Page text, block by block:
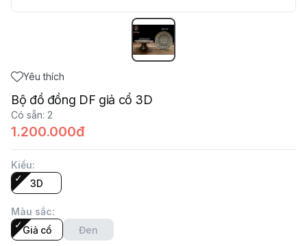
Yêu thích
Bộ đồ đồng DF giả cổ 3D
Có sẵn: 2
1.200.000đ
Kiểu:
3D
Màu sắc:
Giả cổ
Đen